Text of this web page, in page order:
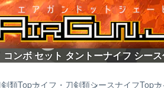
ンボ セット タントーナイフ シー
類Topナイフ・刀剣類シースナイフTop